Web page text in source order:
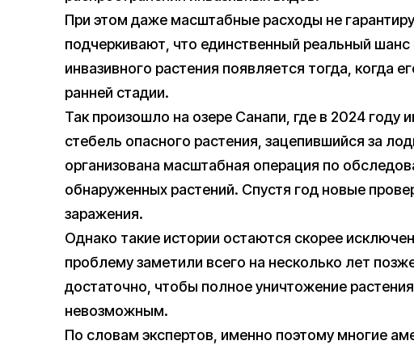
При этом даже масштабные расходы не
подчеркивают, что единственный реальный
инвазивного растения появляется тогда, когда
ранней стадии.
Так произошло на озере Санапи, где в 2024 году
стебель опасного растения, зацепившийся за
организована масштабная операция по
обнаруженных растений. Спустя год новые
заражения.
Однако такие истории остаются скорее
проблему заметили всего на несколько лет
достаточно, чтобы полное уничтожение
невозможным.
По словам экспертов, именно поэтому многие